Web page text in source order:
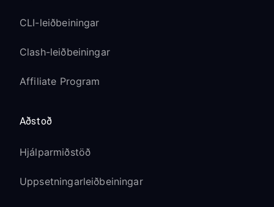
CLI-leiðbeiningar
Clash-leiðbeiningar
Affiliate Program
Aðstoð
Hjálparmiðstöð
Uppsetningarleiðbeiningar